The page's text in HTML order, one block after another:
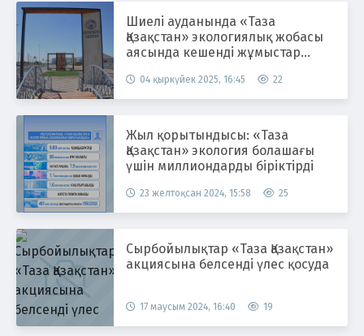
Шиелі ауданында «Таза
Қазақстан» экологиялық жобасы
аясында кешенді жұмыстар
04 қыркүйек 2025, 16:45 22
Жыл қорытындысы: «Таза
Қазақстан» экология болашағы
үшін миллиондарды біріктірді
23 желтоқсан 2024, 15:58 25
Сырбойылықтар «Таза Қазақстан»
акциясына белсенді үлес қосуда
17 маусым 2024, 16:40 19